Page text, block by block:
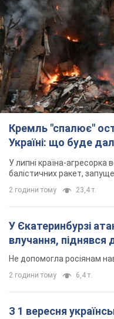
Кремль "спалює"
Україні: що буде
У липні країна-агресорка
балістичних ракет,
2 години тому 23,4 т.
У Єкатеринбурзі
влучання, піднявся
Не допомогла росіянам
2 години тому 6,4 т.
З 1 вересня